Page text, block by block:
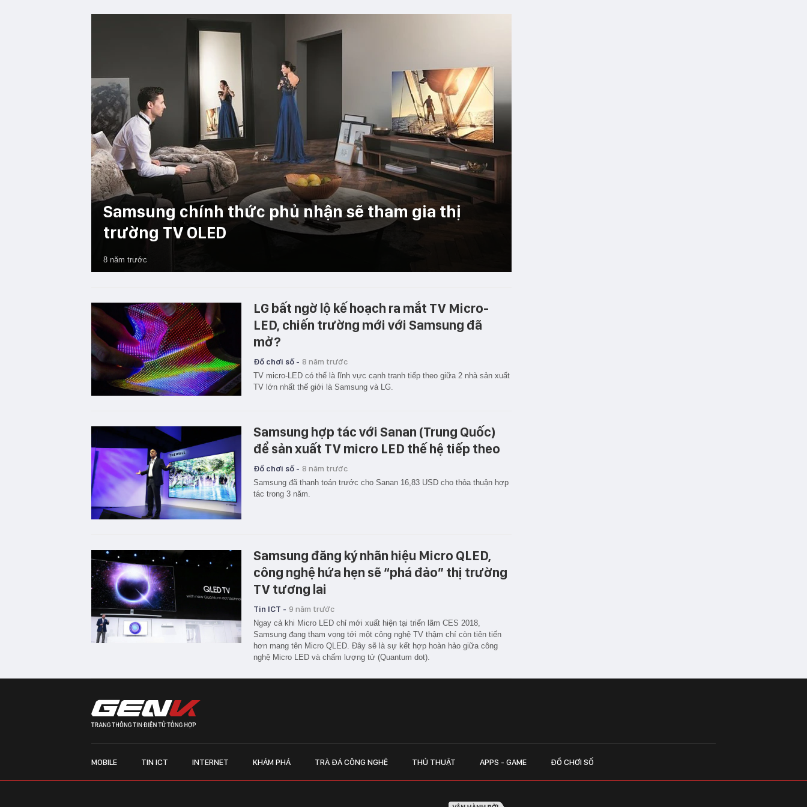
Samsung chính thức phủ nhận sẽ tham gia thị
trường TV OLED
8 năm trước
LG bất ngờ lộ kế hoạch ra mắt TV Micro-
LED, chiến trường mới với Samsung đã
mở?
Đồ chơi số - 8 năm trước
TV micro-LED có thể là lĩnh vực cạnh tranh tiếp theo giữa 2 nhà sản xuất
TV lớn nhất thế giới là Samsung và LG.
Samsung hợp tác với Sanan (Trung Quốc)
để sản xuất TV micro LED thế hệ tiếp theo
Đồ chơi số - 8 năm trước
Samsung đã thanh toán trước cho Sanan 16,83 USD cho thỏa thuận hợp
tác trong 3 năm.
Samsung đăng ký nhãn hiệu Micro QLED,
công nghệ hứa hẹn sẽ “phá đảo” thị trường
TV tương lai
Tin ICT - 9 năm trước
Ngay cả khi Micro LED chỉ mới xuất hiện tại triển lãm CES 2018,
Samsung đang tham vọng tới một công nghệ TV thậm chí còn tiên tiến
hơn mang tên Micro QLED. Đây sẽ là sự kết hợp hoàn hảo giữa công
nghệ Micro LED và chấm lượng tử (Quantum dot).
MOBILE TIN ICT INTERNET KHÁM PHÁ TRÀ ĐÁ CÔNG NGHỆ THỦ THUẬT APPS - GAME ĐỒ CHƠI SỐ